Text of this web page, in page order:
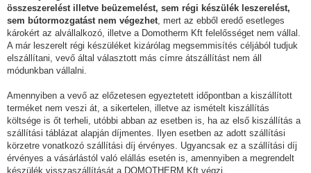
összeszerelést illetve beüzemelést, sem régi készülék leszerelést,
sem bútormozgatást nem végezhet , mert az ebből eredő esetleges
károkért az alvállalkozó, illetve a Domotherm Kft felelősséget nem vállal.
A már leszerelt régi készüléket kizárólag megsemmisítés céljából tudjuk
elszállítani, vevő által választott más címre átszállítást nem áll
módunkban vállalni.
Amennyiben a vevő az előzetesen egyeztetett időpontban a kiszállított
terméket nem veszi át, a sikertelen, illetve az ismételt kiszállítás
költsége is őt terheli, utóbbi abban az esetben is, ha az első kiszállítás a
szállítási táblázat alapján díjmentes. Ilyen esetben az adott szállítási
körzetre vonatkozó szállítási díj érvényes. Ugyancsak ez a szállítási díj
érvényes a vásárlástól való elállás esetén is, amennyiben a megrendelt
készülék visszaszállítását a DOMOTHERM Kft végzi.